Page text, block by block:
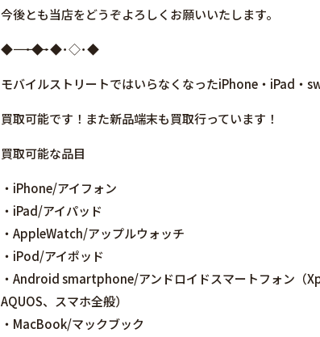
今後とも当店をどうぞよろしくお願いいたします。
◆――――――――――――――――･◆･◆･◇･◆
モバイルストリートではいらなくなったiPhone・iPad・
買取可能です！また新品端末も買取行っています！
買取可能な品目
・iPhone/アイフォン
・iPad/アイパッド
・AppleWatch/アップルウォッチ
・iPod/アイポッド
・Android smartphone/アンドロイドスマートフォン（
AQUOS、スマホ全般）
・MacBook/マックブック